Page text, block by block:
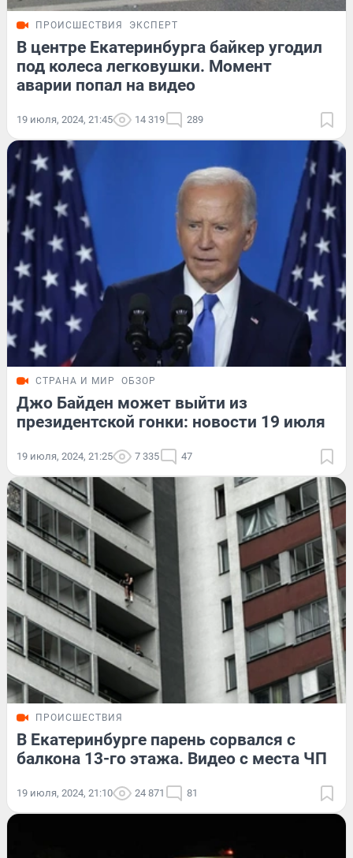
ПРОИСШЕСТВИЯ ЭКСПЕРТ
В центре Екатеринбурга байкер угодил
под колеса легковушки. Момент
аварии попал на видео
19 июля, 2024, 21:45 14 319 289
СТРАНА И МИР ОБЗОР
Джо Байден может выйти из
президентской гонки: новости 19 июля
19 июля, 2024, 21:25 7 335 47
ПРОИСШЕСТВИЯ
В Екатеринбурге парень сорвался с
балкона 13-го этажа. Видео с места ЧП
19 июля, 2024, 21:10 24 871 81